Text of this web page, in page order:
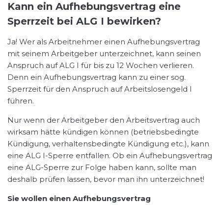
Kann ein Aufhebungsvertrag eine
Sperrzeit bei ALG I bewirken?
Ja! Wer als Arbeitnehmer einen Aufhebungsvertrag
mit seinem Arbeitgeber unterzeichnet, kann seinen
Anspruch auf ALG I für bis zu 12 Wochen verlieren.
Denn ein Aufhebungsvertrag kann zu einer sog.
Sperrzeit für den Anspruch auf Arbeitslosengeld I
führen.
Nur wenn der Arbeitgeber den Arbeitsvertrag auch
wirksam hätte kündigen können (betriebsbedingte
Kündigung, verhaltensbedingte Kündigung etc.), kann
eine ALG I-Sperre entfallen. Ob ein Aufhebungsvertrag
eine ALG-Sperre zur Folge haben kann, sollte man
deshalb prüfen lassen, bevor man ihn unterzeichnet!
Sie wollen einen Aufhebungsvertrag